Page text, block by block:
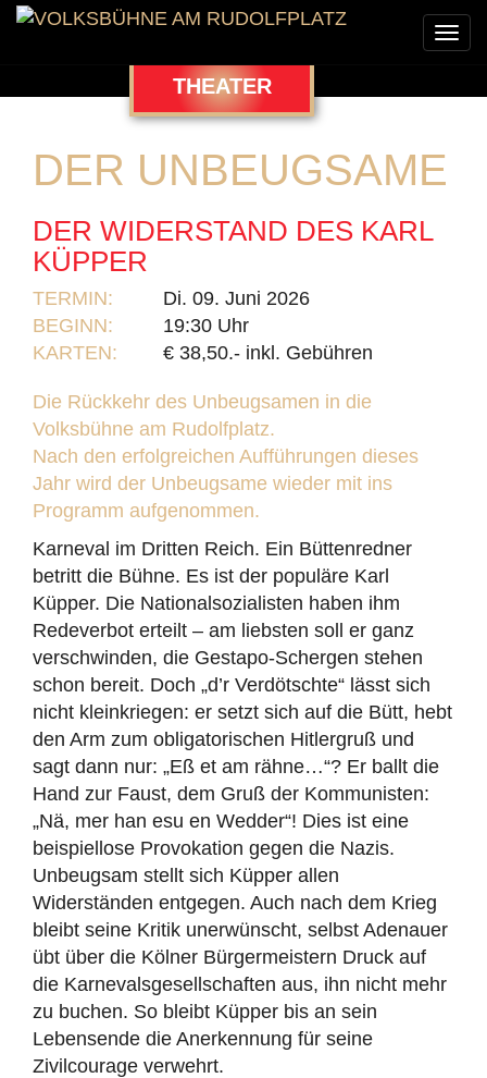
THEATER
DER UNBEUGSAME
DER WIDERSTAND DES KARL
KÜPPER
TERMIN:
Di. 09. Juni 2026
BEGINN:
19:30 Uhr
KARTEN:
€ 38,50.- inkl. Gebühren
Die Rückkehr des Unbeugsamen in die
Volksbühne am Rudolfplatz.
Nach den erfolgreichen Aufführungen dieses
Jahr wird der Unbeugsame wieder mit ins
Programm aufgenommen.
Karneval im Dritten Reich. Ein Büttenredner
betritt die Bühne. Es ist der populäre Karl
Küpper. Die Nationalsozialisten haben ihm
Redeverbot erteilt – am liebsten soll er ganz
verschwinden, die Gestapo-Schergen stehen
schon bereit. Doch „d’r Verdötschte“ lässt sich
nicht kleinkriegen: er setzt sich auf die Bütt, hebt
den Arm zum obligatorischen Hitlergruß und
sagt dann nur: „Eß et am rähne…“? Er ballt die
Hand zur Faust, dem Gruß der Kommunisten:
„Nä, mer han esu en Wedder“! Dies ist eine
beispiellose Provokation gegen die Nazis.
Unbeugsam stellt sich Küpper allen
Widerständen entgegen. Auch nach dem Krieg
bleibt seine Kritik unerwünscht, selbst Adenauer
übt über die Kölner Bürgermeistern Druck auf
die Karnevalsgesellschaften aus, ihn nicht mehr
zu buchen. So bleibt Küpper bis an sein
Lebensende die Anerkennung für seine
Zivilcourage verwehrt.